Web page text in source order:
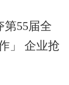
第55届全
」 企业抢